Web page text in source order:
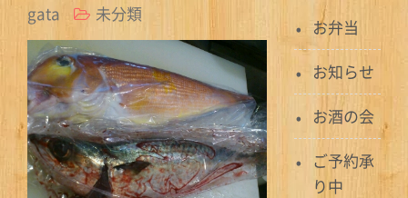
gata
未分類
お弁当
お知らせ
お酒の会
ご予約承
り中